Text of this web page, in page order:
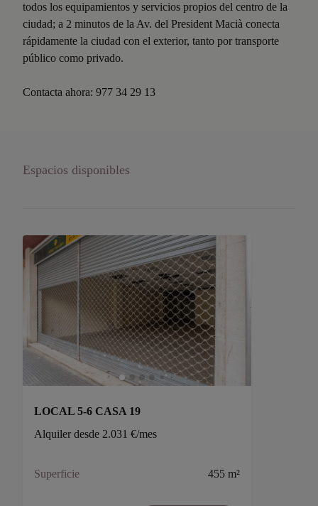
todos los equipamientos y servicios propios del centro de la
ciudad; a 2 minutos de la Av. del President Macià conecta
rápidamente la ciudad con el exterior, tanto por transporte
público como privado.
Contacta ahora: 977 34 29 13
Espacios disponibles
LOCAL 5-6 CASA 19
Alquiler desde 2.031 €/mes
Superficie 455 m²